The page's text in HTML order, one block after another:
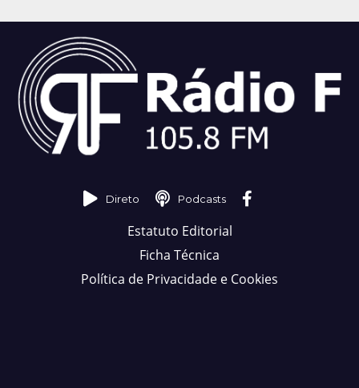
Direto Podcasts
Estatuto Editorial
Ficha Técnica
Política de Privacidade e Cookies